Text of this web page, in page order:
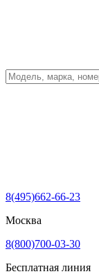
8(495)662-66-23
Москва
8(800)700-03-30
Бесплатная линия